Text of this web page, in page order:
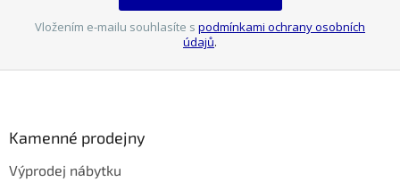
s
u
Vložením e-mailu souhlasíte s podmínkami ochrany osobních
údajů.
Kamenné prodejny
Výprodej nábytku